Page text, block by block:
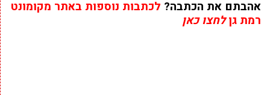
אהבתם את הכתבה? לכתבות נוספות באתר מקומונט
רמת גןלחצו כאן